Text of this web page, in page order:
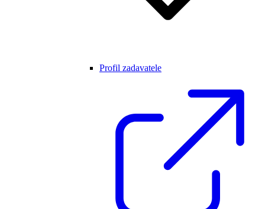
Profil zadavatele